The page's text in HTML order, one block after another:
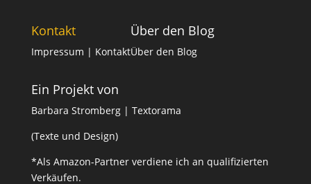
Kontakt
Impressum | Kontakt
Über den Blog
Über den Blog
Ein Projekt von
Barbara Stromberg | Textorama
(Texte und Design)
*Als Amazon-Partner verdiene ich an qualifizierten
Verkäufen.